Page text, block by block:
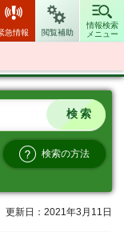
急情報 閲覧補助
情報検索
メニュー
検索の方法
更新日：2021年3月11日